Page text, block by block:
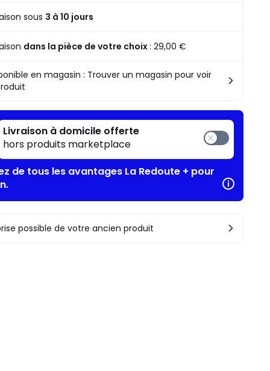
sous 3 à 10 jours
dans la pièce de votre choix:29,00 €
en magasin : Trouver un magasin pour voir
Livraison à domicile offerte
hors produits marketplace
de tous les avantages La Redoute + pour
possible de votre ancien produit